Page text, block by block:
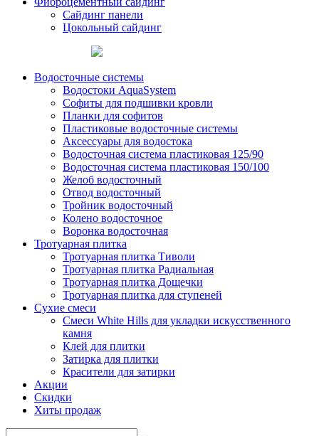
Сайдинг панели
Цокольный сайдинг
Водосточные системы
Водостоки AquaSystem
Софиты для подшивки кровли
Планки для софитов
Пластиковые водосточные системы
Аксессуары для водостока
Водосточная система пластиковая 125/90
Водосточная система пластиковая 150/100
Желоб водосточный
Отвод водосточный
Тройник водосточный
Колено водосточное
Воронка водосточная
Тротуарная плитка
Тротуарная плитка Тиволи
Тротуарная плитка Радиальная
Тротуарная плитка Дощечки
Тротуарная плитка для ступеней
Сухие смеси
Смеси White Hills для укладки искусственного
камня
Клей для плитки
Затирка для плитки
Красители для затирки
Акции
Скидки
Хиты продаж